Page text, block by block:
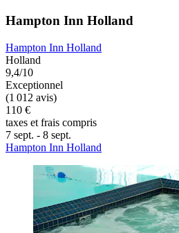
Hampton Inn Holland
Hampton Inn Holland
Holland
9,4/10
Exceptionnel
(1 012 avis)
110 €
taxes et frais compris
7 sept. - 8 sept.
Hampton Inn Holland